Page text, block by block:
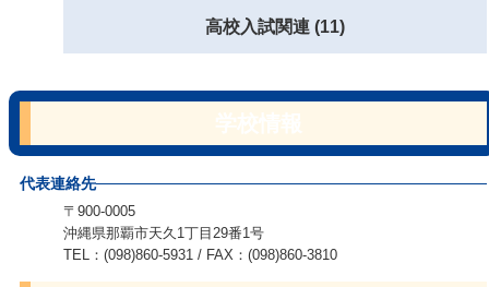
高校入試関連 (11)
代表連絡先
〒900-0005
沖縄県那覇市天久1丁目29番1号
TEL：(098)860-5931 / FAX：(098)860-3810